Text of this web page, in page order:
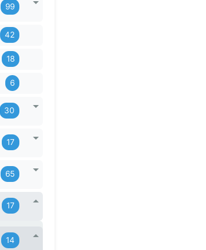
99
42
18
6
30
17
65
17
14